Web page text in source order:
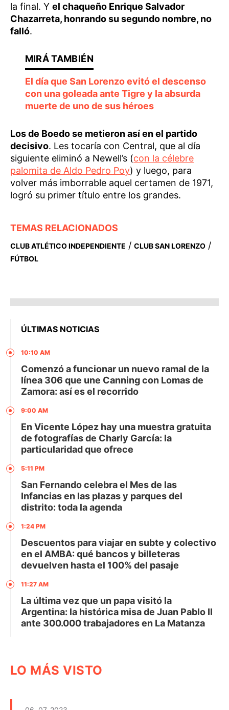
la final. Y el chaqueño Enrique Salvador
Chazarreta, honrando su segundo nombre, no
falló.
El día que San Lorenzo evitó el descenso
con una goleada ante Tigre y la absurda
muerte de uno de sus héroes
Los de Boedo se metieron así en el partido
decisivo. Les tocaría con Central, que al día
siguiente eliminó a Newell’s (con la célebre
palomita de Aldo Pedro Poy) y luego, para
volver más imborrable aquel certamen de 1971,
logró su primer título entre los grandes.
TEMAS RELACIONADOS
CLUB ATLÉTICO INDEPENDIENTE / CLUB SAN LORENZO /
FÚTBOL
ÚLTIMAS NOTICIAS
10:10 AM
Comenzó a funcionar un nuevo ramal de la
línea 306 que une Canning con Lomas de
Zamora: así es el recorrido
9:00 AM
En Vicente López hay una muestra gratuita
de fotografías de Charly García: la
particularidad que ofrece
5:11 PM
San Fernando celebra el Mes de las
Infancias en las plazas y parques del
distrito: toda la agenda
1:24 PM
Descuentos para viajar en subte y colectivo
en el AMBA: qué bancos y billeteras
devuelven hasta el 100% del pasaje
11:27 AM
La última vez que un papa visitó la
Argentina: la histórica misa de Juan Pablo II
ante 300.000 trabajadores en La Matanza
LO MÁS VISTO